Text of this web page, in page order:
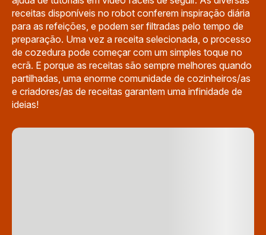
559,99 €
receitas disponíveis no robot conferem inspiração diária
para as refeições, e podem ser filtradas pelo tempo de
preparação. Uma vez a receita selecionada, o processo
de cozedura pode começar com um simples toque no
ecrã. E porque as receitas são sempre melhores quando
partilhadas, uma enorme comunidade de cozinheiros/as
e criadores/as de receitas garantem uma infinidade de
ideias!